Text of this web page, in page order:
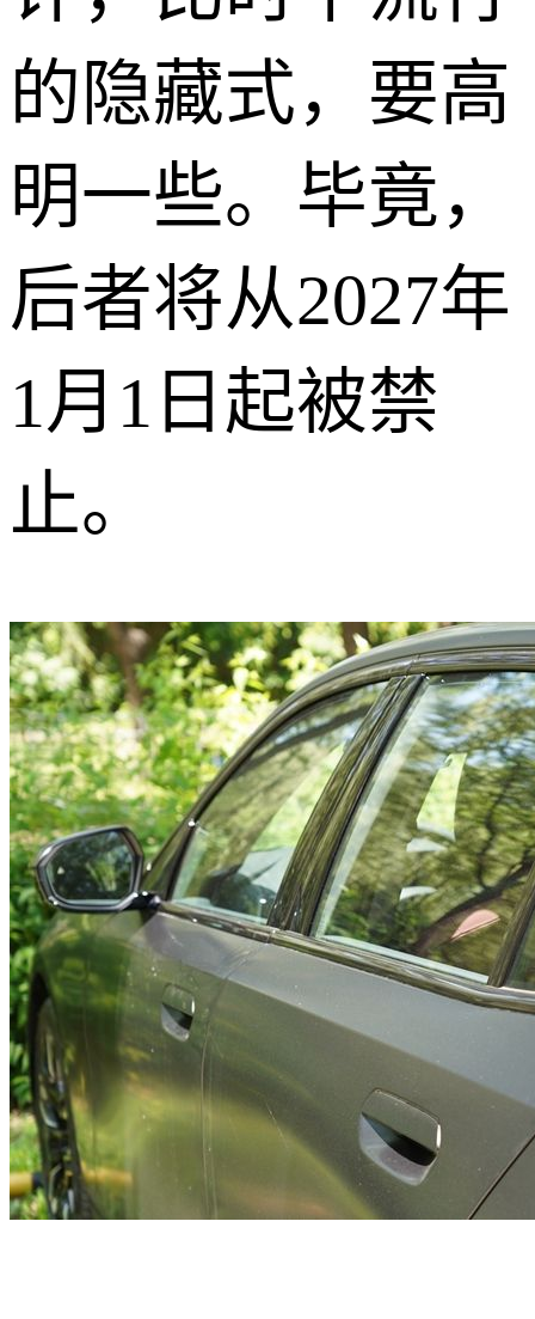
的隐藏式，要高
明一些。毕竟，
后者将从2027年
1月1日起被禁
止。